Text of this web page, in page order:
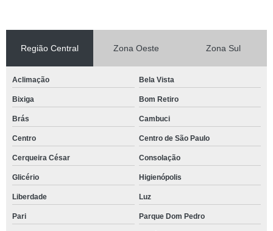
Região Central Zona Oeste Zona Sul
Aclimação Bela Vista
Bixiga Bom Retiro
Brás Cambuci
Centro Centro de São Paulo
Cerqueira César Consolação
Glicério Higienópolis
Liberdade Luz
Pari Parque Dom Pedro